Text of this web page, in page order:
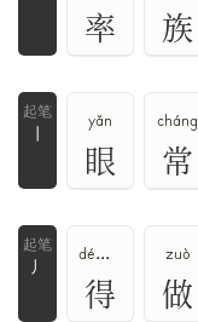
率 族
yǎn
眼
cháng
常
丿
dé、děi、de
得
zuò
做